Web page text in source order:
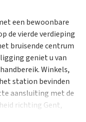
een bewoonbare
de vierde verdieping
bruisende centrum
geniet u van
Winkels,
station bevinden
aansluiting met de
richting Gent,